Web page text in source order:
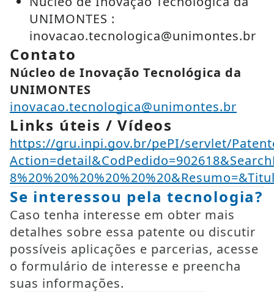
UNIMONTES :
inovacao.tecnologica@unimontes.br
Contato
Núcleo de Inovação Tecnológica da
UNIMONTES
inovacao.tecnologica@unimontes.br
Links úteis / Vídeos
https://gru.inpi.gov.br/pePI/servlet/
Se interessou pela tecnologia?
Caso tenha interesse em obter mais
detalhes sobre essa patente ou discutir
possíveis aplicações e parcerias, acesse
o formulário de interesse e preencha
suas informações.